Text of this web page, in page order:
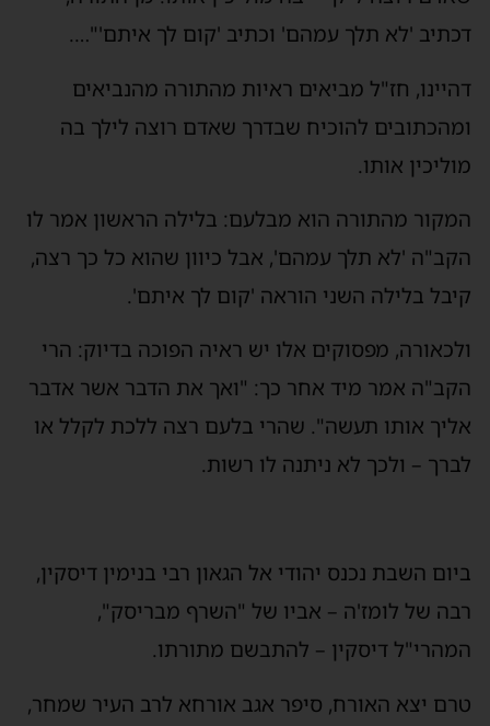
דכתיב 'לא תלך עמהם' וכתיב 'קום לך איתם'"….
דהיינו, חז"ל מביאים ראיות מהתורה מהנביאים
ומהכתובים להוכיח שבדרך שאדם רוצה לילך בה
מוליכין אותו.
המקור מהתורה הוא מבלעם: בלילה הראשון אמר לו
הקב"ה 'לא תלך עמהם', אבל כיוון שהוא כל כך רצה,
קיבל בלילה השני הוראה 'קום לך איתם'.
ולכאורה, מפסוקים אלו יש ראיה הפוכה בדיוק: הרי
הקב"ה אמר מיד אחר כך: "ואך את הדבר אשר אדבר
אליך אותו תעשה". שהרי בלעם רצה ללכת לקלל או
לברך – ולכך לא ניתנה לו רשות.
ביום השבת נכנס יהודי אל הגאון רבי בנימין דיסקין,
רבה של לומז'ה – אביו של "השרף מבריסק",
המהרי"ל דיסקין – להתבשם מתורתו.
טרם יצא האורח, סיפר אגב אורחא לרב העיר שמחר,